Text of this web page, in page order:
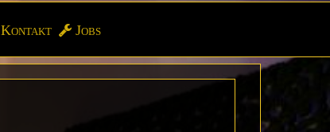
Kontakt Jobs